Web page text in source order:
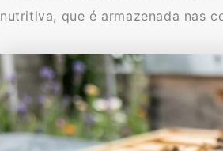
nutritiva, que é armazenada nas